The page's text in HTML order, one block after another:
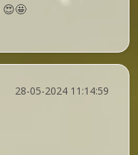
28-05-2024 11:14:59